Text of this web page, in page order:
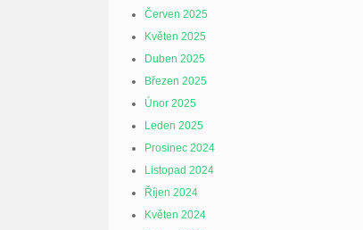
Červen 2025
Květen 2025
Duben 2025
Březen 2025
Únor 2025
Leden 2025
Prosinec 2024
Listopad 2024
Říjen 2024
Květen 2024